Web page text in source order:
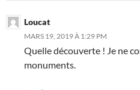
Loucat
MARS 19, 2019 À 1:29 PM
Quelle découverte ! Je ne
monuments.